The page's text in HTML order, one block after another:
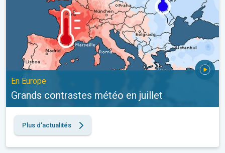
En Europe
Grands contrastes météo en juillet
Plus d'actualités